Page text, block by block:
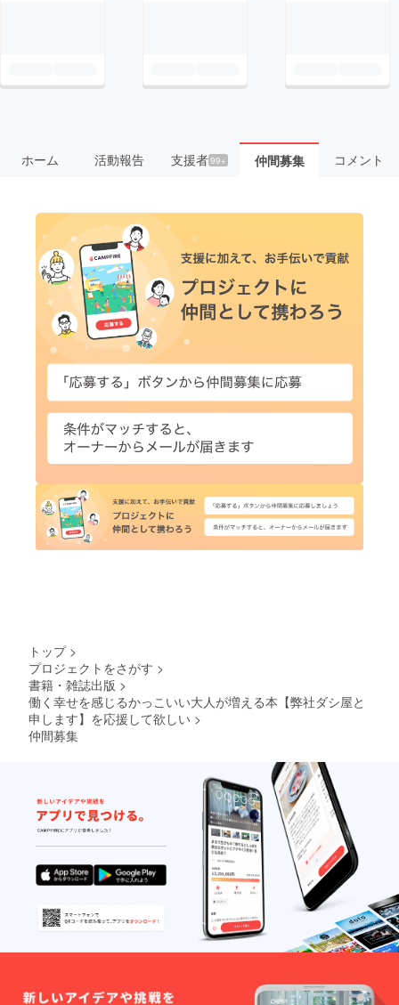
ホーム 活動報告 支援者99+ 仲間募集 コメント
トップ >
プロジェクトをさがす >
書籍・雑誌出版 >
働く幸せを感じるかっこいい大人が増える本【弊社ダシ屋と
申します】を応援して欲しい >
仲間募集